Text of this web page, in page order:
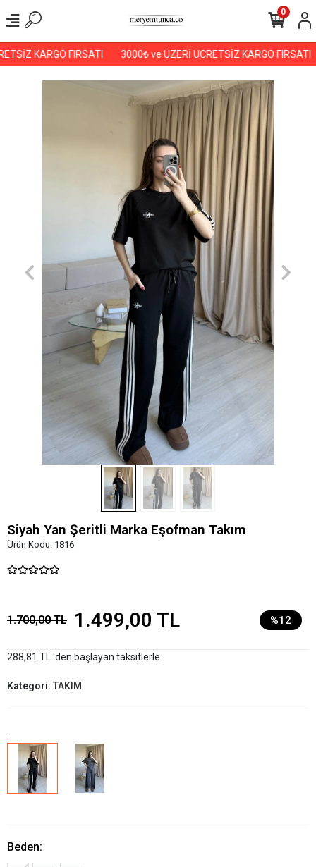
KARGO FIRSATI 3000₺ ve ÜZERİ ÜCRETSİZ KARGO FIRSATI
0
Siyah Yan Şeritli Marka Eşofman Takım
Ürün Kodu: 1816
1.700,00 TL 1.499,00 TL %12
288,81 TL 'den başlayan taksitlerle
Kategori: TAKIM
:
Beden: